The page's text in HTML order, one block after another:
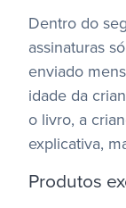
Dentro do
assinaturas
enviado
idade da
o livro, a
explicativa,
Produtos